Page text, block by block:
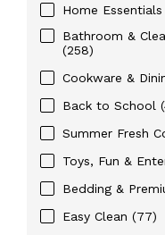
Home Essentials
Bathroom &
(258)
Cookware &
Back to School
Summer Fresh
Toys, Fun &
Bedding &
Easy Clean (77)